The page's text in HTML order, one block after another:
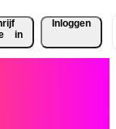
in
Inloggen